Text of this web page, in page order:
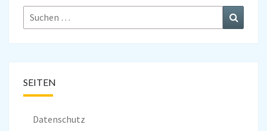
Suchen
nach:
SEITEN
Datenschutz